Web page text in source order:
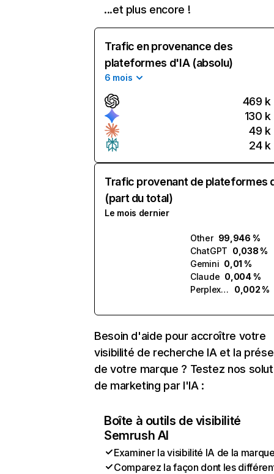
...et plus encore !
Trafic en provenance des
plateformes d'IA (absolu)
6 mois
469 k
130 k
49 k
24 k
Trafic provenant de plateformes
(part du total)
Le mois dernier
Other 99,946 %
ChatGPT 0,038 %
Gemini 0,01 %
Claude 0,004 %
Perplexity
0,002 %
Besoin d'aide pour accroître votre
visibilité de recherche IA et la
de votre marque ? Testez nos
de marketing par l'IA :
Boîte à outils de visibilité
Semrush AI
Examiner la visibilité IA de la
Comparez la façon dont les